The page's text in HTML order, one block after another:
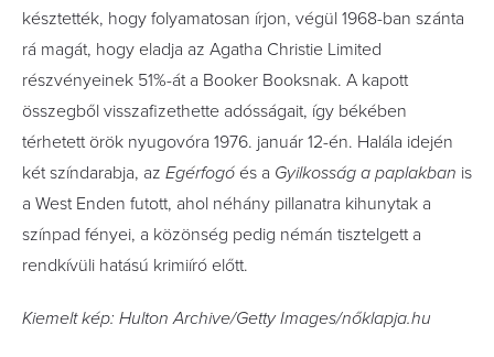
késztették, hogy folyamatosan írjon, végül 1968-ban szánta
rá magát, hogy eladja az Agatha Christie Limited
részvényeinek 51%-át a Booker Booksnak. A kapott
összegből visszafizethette adósságait, így békében
térhetett örök nyugovóra 1976. január 12-én. Halála idején
két színdarabja, az Egérfogó és a Gyilkosság a paplakban is
a West Enden futott, ahol néhány pillanatra kihunytak a
színpad fényei, a közönség pedig némán tisztelgett a
rendkívüli hatású krimiíró előtt.
Kiemelt kép: Hulton Archive/Getty Images/nőklapja.hu